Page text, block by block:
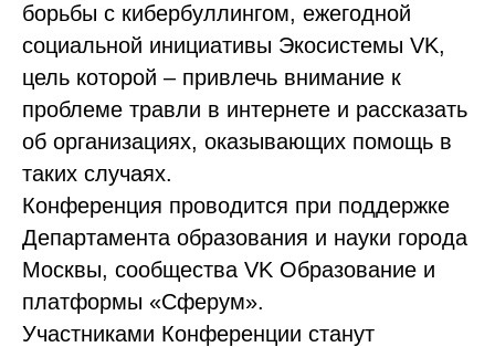
борьбы с кибербуллингом, ежегодной
социальной инициативы Экосистемы VK,
цель которой – привлечь внимание к
проблеме травли в интернете и рассказать
об организациях, оказывающих помощь в
таких случаях.
Конференция проводится при поддержке
Департамента образования и науки города
Москвы, сообщества VK Образование и
платформы «Сферум».
Участниками Конференции станут